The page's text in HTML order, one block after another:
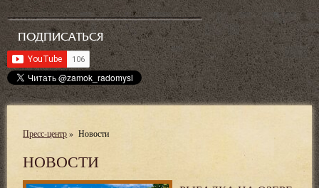
ПОДПИСАТЬСЯ
Пресс-центр » Новости
НОВОСТИ